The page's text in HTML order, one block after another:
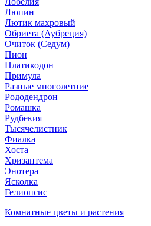
Люпин
Лютик махровый
Обриета (Аубреция)
Очиток (Седум)
Пион
Платикодон
Примула
Разные многолетние
Рододендрон
Ромашка
Рудбекия
Тысячелистник
Фиалка
Хоста
Хризантема
Энотера
Ясколка
Гелиопсис
Комнатные цветы и растения